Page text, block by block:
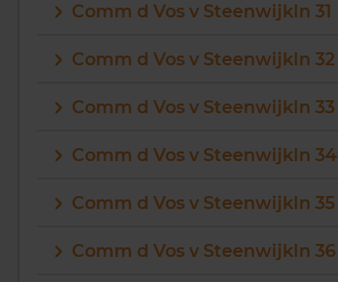
Comm d Vos v Steenwijkln 31
Comm d Vos v Steenwijkln 32
Comm d Vos v Steenwijkln 33
Comm d Vos v Steenwijkln 34
Comm d Vos v Steenwijkln 35
Comm d Vos v Steenwijkln 36